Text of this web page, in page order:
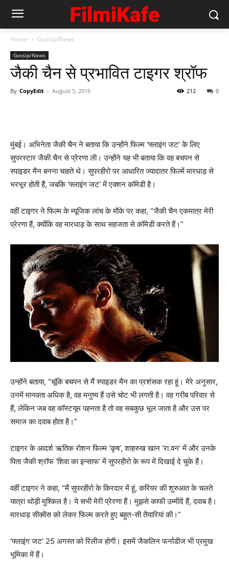
Home Gossip/News
Gossip/News
जैकी चैन से प्रभावित टाइगर श्रॉफ
By CopyEdit - August 5, 2016 0
212
मुंबई। अभिनेता जैकी चैन ने बताया कि उन्होंने फिल्म ‘फ्लाइंग जट’ के लिए
सुपरस्टार जैकी चैन से प्रेरणा ली। उन्होंने यह भी बताया कि वह बचपन से
स्पाइडर मैन बनना चाहते थे। सुपरहीरो पर आधारित ज्यादातर फिल्में मारधाड़ से
भरभूर होती हैं, जबकि ‘फ्लाइंग जट’ में एक्शन कॉमेडी है।
वहीं टाइगर ने फिल्म के म्यूजिक लांच के मौके पर कहा, “जैकी चैन एकमात्र मेरी
प्रेरणा हैं, क्योंकि वह मारधाड़ के साथ सहजता से कॉमेडी करते हैं।”
उन्होंने बताया, “चूंकि बचपन से मैं स्पाइडर मैन का प्रशंसक रहा हूं। मेरे अनुसार,
उनमें मानवता अधिक है, वह मनुष्य हैं उसे चोट भी लगती है। वह गरीब परिवार से
हैं, लेकिन जब वह कॉस्टयूम पहनता है तो वह सबकुछ भूल जाता है और उस पर
समाज का दवाब होता है।”
टाइगर के आदर्श ऋतिक रोशन फिल्म ‘कृष’, शाहरुख खान ‘रा.वन’ में और उनके
पिता जैकी श्रॉफ ‘शिवा का इन्साफ’ में सुपरहीरो के रूप में दिखाई दे चुके हैं।
वहीं टाइगर ने कहा, “मैं सुपरहीरो के किरदार में हूं, करियर की शुरुआत के चलते
यात्रा थोड़ी मुश्किल है। ये सभी मेरी प्रेरणा हैं। मुझसे काफी उम्मीदें हैं, दवाब है।
मारधाड़ सीक्वेंस को लेकर फिल्म करते हुए बहुत-सी तैयारियां की।”
‘फ्लाइंग जट’ 25 अगस्त को रिलीज होगी। इसमें जैकलिन फर्नाडीज भी प्रमुख
भूमिका में हैं।